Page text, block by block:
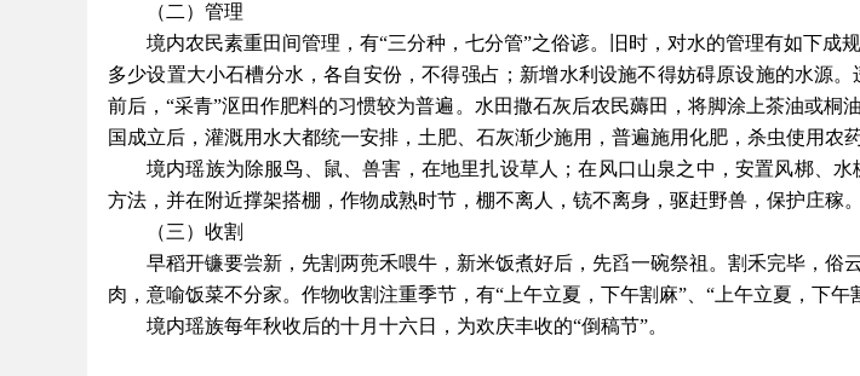
（二）管理
境内农民素重田间管理，有“三分种，七分管”之俗谚。旧时，对水的管理有如下成
多少设置大小石槽分水，各自安份，不得强占；新增水利设施不得妨碍原设施的水源
前后，“采青”沤田作肥料的习惯较为普遍。水田撒石灰后农民薅田，将脚涂上茶油或
国成立后，灌溉用水大都统一安排，土肥、石灰渐少施用，普遍施用化肥，杀虫使用农
境内瑶族为除服鸟、鼠、兽害，在地里扎设草人；在风口山泉之中，安置风梆、
方法，并在附近撑架搭棚，作物成熟时节，棚不离人，铳不离身，驱赶野兽，保护庄稼。
（三）收割
早稻开镰要尝新，先割两蔸禾喂牛，新米饭煮好后，先舀一碗祭祖。割禾完毕，俗
肉，意喻饭菜不分家。作物收割注重季节，有“上午立夏，下午割麻”、“上午立夏，下午
境内瑶族每年秋收后的十月十六日，为欢庆丰收的“倒稿节”。